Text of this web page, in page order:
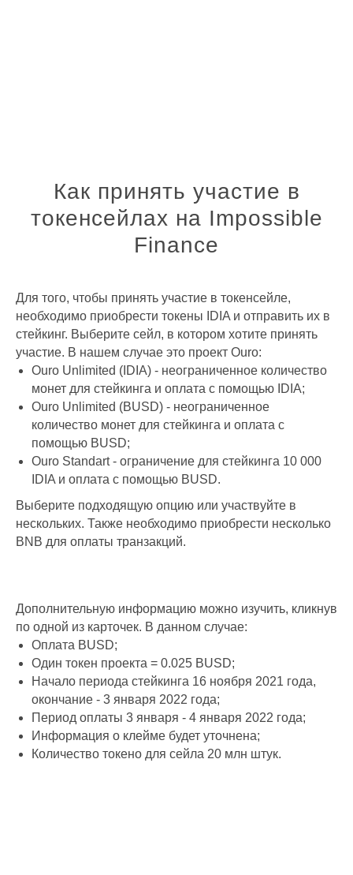
Как принять участие в
токенсейлах на Impossible
Finance
Для того, чтобы принять участие в токенсейле,
необходимо приобрести токены IDIA и отправить их в
стейкинг. Выберите сейл, в котором хотите принять
участие. В нашем случае это проект Ouro:
Ouro Unlimited (IDIA) - неограниченное количество
монет для стейкинга и оплата с помощью IDIA;
Ouro Unlimited (BUSD) - неограниченное
количество монет для стейкинга и оплата с
помощью BUSD;
Ouro Standart - ограничение для стейкинга 10 000
IDIA и оплата с помощью BUSD.
Выберите подходящую опцию или участвуйте в
нескольких. Также необходимо приобрести несколько
BNB для оплаты транзакций.
Дополнительную информацию можно изучить, кликнув
по одной из карточек. В данном случае:
Оплата BUSD;
Один токен проекта = 0.025 BUSD;
Начало периода стейкинга 16 ноября 2021 года,
окончание - 3 января 2022 года;
Период оплаты 3 января - 4 января 2022 года;
Информация о клейме будет уточнена;
Количество токено для сейла 20 млн штук.